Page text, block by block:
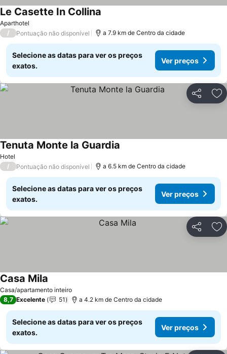
Aparthotel
Le Casette In Collina
/ Pontuação não disponível a 7.9 km de Centro da cidade
Selecione as datas para ver os preços
exatos.
Ver preços
Partilhar
Hotel
Tenuta Monte la Guardia
/ Pontuação não disponível a 6.5 km de Centro da cidade
Selecione as datas para ver os preços
exatos.
Ver preços
Partilhar
Casa/apartamento inteiro
Casa Mila
8,7 Excelente 51 a 4.2 km de Centro da cidade
Selecione as datas para ver os preços
exatos.
Ver preços